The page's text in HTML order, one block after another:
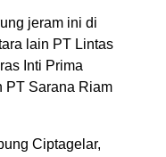
jeram ini di
lain PT Lintas
Inti Prima
PT Sarana Riam
Ciptagelar,